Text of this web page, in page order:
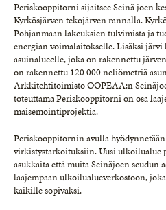
Periskooppitorni sijaitsee Seinä joen
Kyrkösjärven tekojärven rannalla.
Pohjanmaan lakeuksien tulvimista ja
energian voimalaitokselle. Lisäksi
asuinalueelle, joka on rakennettu
on rakennettu 120 000 neliömetriä
Arkkitehtitoimisto OOPEAA:n
toteuttama Periskooppitorni on osa
maisemointiprojektia.
Periskooppitornin avulla
virkistystarkoituksiin. Uusi ulkoilualue
asukkaita että muita Seinäjoen seudun
laajempaan ulkoilualueverkostoon,
kaikille sopivaksi.